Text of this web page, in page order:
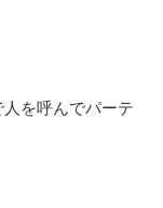
を呼んでパーテ